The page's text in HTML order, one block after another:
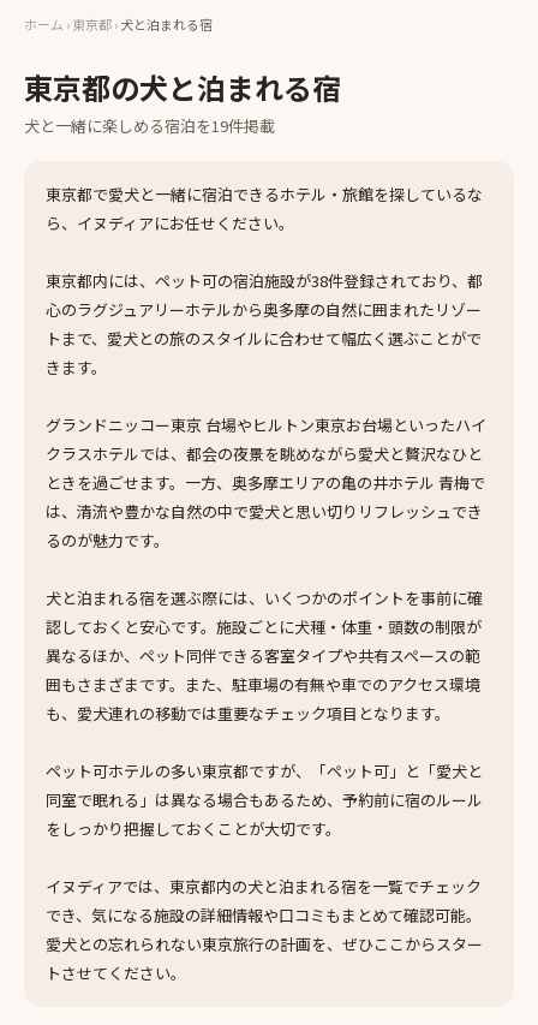
ホーム ›東京都›犬と泊まれる宿
東京都の犬と泊まれる宿
犬と一緒に楽しめる宿泊を19件掲載
東京都で愛犬と一緒に宿泊できるホテル・旅館を探しているな
ら、イヌディアにお任せください。
東京都内には、ペット可の宿泊施設が38件登録されており、都
心のラグジュアリーホテルから奥多摩の自然に囲まれたリゾー
トまで、愛犬との旅のスタイルに合わせて幅広く選ぶことがで
きます。
グランドニッコー東京 台場やヒルトン東京お台場といったハイ
クラスホテルでは、都会の夜景を眺めながら愛犬と贅沢なひと
ときを過ごせます。一方、奥多摩エリアの亀の井ホテル 青梅で
は、清流や豊かな自然の中で愛犬と思い切りリフレッシュでき
るのが魅力です。
犬と泊まれる宿を選ぶ際には、いくつかのポイントを事前に確
認しておくと安心です。施設ごとに犬種・体重・頭数の制限が
異なるほか、ペット同伴できる客室タイプや共有スペースの範
囲もさまざまです。また、駐車場の有無や車でのアクセス環境
も、愛犬連れの移動では重要なチェック項目となります。
ペット可ホテルの多い東京都ですが、「ペット可」と「愛犬と
同室で眠れる」は異なる場合もあるため、予約前に宿のルール
をしっかり把握しておくことが大切です。
イヌディアでは、東京都内の犬と泊まれる宿を一覧でチェック
でき、気になる施設の詳細情報や口コミもまとめて確認可能。
愛犬との忘れられない東京旅行の計画を、ぜひここからスター
トさせてください。